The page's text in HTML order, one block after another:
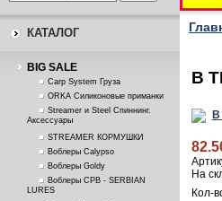
КАТАЛОГ
BIG SALE
Carp System Груза
ORKA Силиконовые приманки
Streamer и Steel Спиннинг.
Аксессуары
STREAMER КОРМУШКИ
Воблеры Calypso
Воблеры Goldy
Воблеры СРВ - SERBIAN
LURES
B
На
Кол-